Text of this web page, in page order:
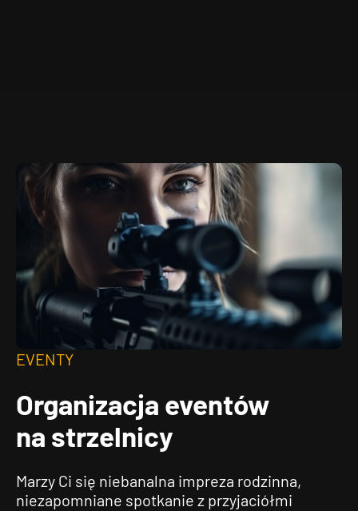
EVENTY
Organizacja eventów
na strzelnicy
Marzy Ci się niebanalna impreza rodzinna,
niezapomniane spotkanie z przyjaciółmi